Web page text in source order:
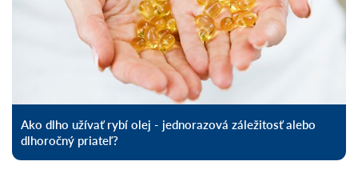
Ako dlho užívať rybí olej - jednorazová záležitosť alebo
dlhoročný priateľ?